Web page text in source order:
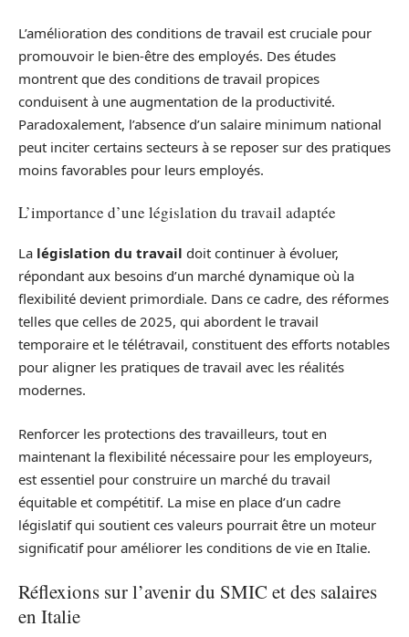
L’amélioration des conditions de travail est cruciale pour
promouvoir le bien-être des employés. Des études
montrent que des conditions de travail propices
conduisent à une augmentation de la productivité.
Paradoxalement, l’absence d’un salaire minimum national
peut inciter certains secteurs à se reposer sur des pratiques
moins favorables pour leurs employés.
L’importance d’une législation du travail adaptée
La législation du travail doit continuer à évoluer,
répondant aux besoins d’un marché dynamique où la
flexibilité devient primordiale. Dans ce cadre, des réformes
telles que celles de 2025, qui abordent le travail
temporaire et le télétravail, constituent des efforts notables
pour aligner les pratiques de travail avec les réalités
modernes.
Renforcer les protections des travailleurs, tout en
maintenant la flexibilité nécessaire pour les employeurs,
est essentiel pour construire un marché du travail
équitable et compétitif. La mise en place d’un cadre
législatif qui soutient ces valeurs pourrait être un moteur
significatif pour améliorer les conditions de vie en Italie.
Réflexions sur l’avenir du SMIC et des salaires
en Italie